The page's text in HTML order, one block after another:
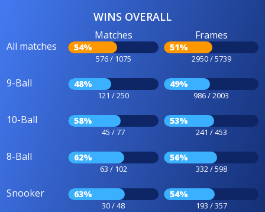
WINS OVERALL
All matches
Matches
54%
576 / 1075
Frames
51%
2950 / 5739
9-Ball 48%
121 / 250
49%
986 / 2003
10-Ball 58%
45 / 77
53%
241 / 453
8-Ball 62%
63 / 102
56%
332 / 598
Snooker 63%
30 / 48
54%
193 / 357